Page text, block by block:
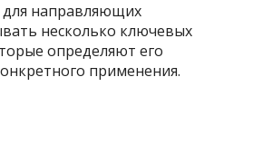
направляющих
несколько ключевых
определяют его
применения.